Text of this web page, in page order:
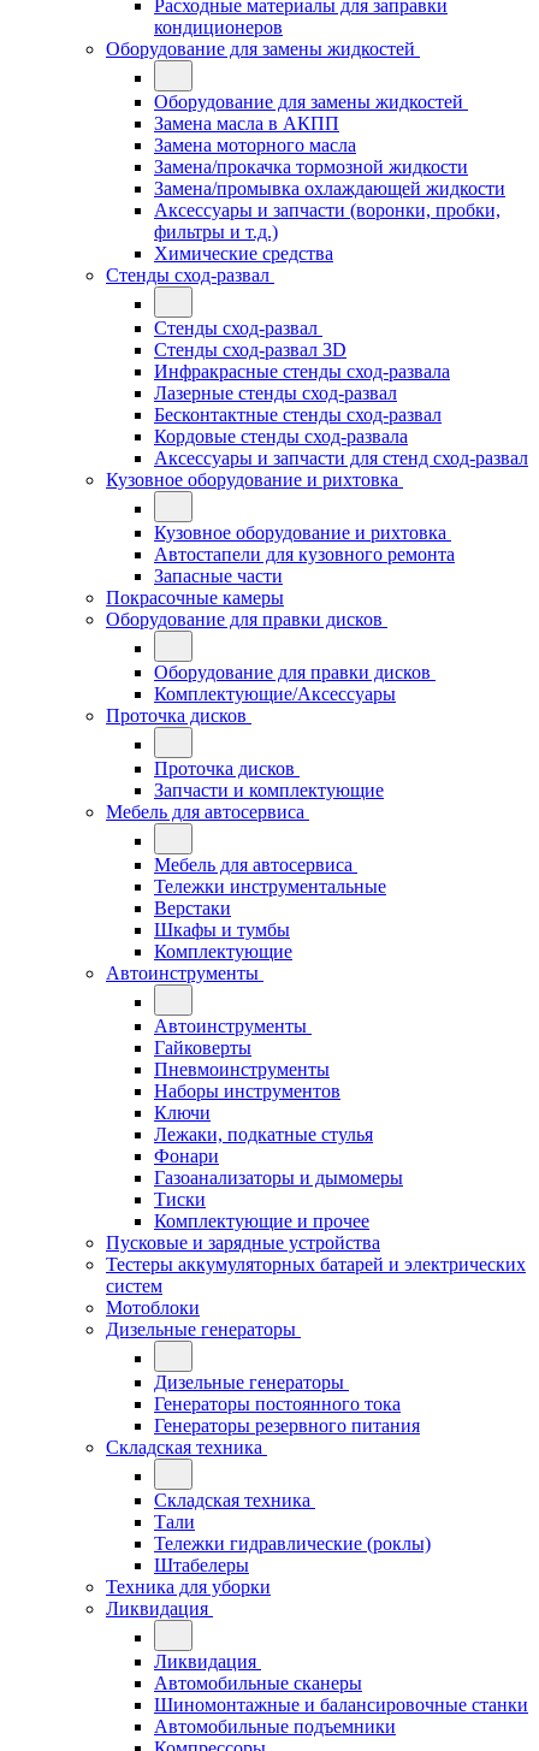
Расходные материалы для заправки
кондиционеров
Оборудование для замены жидкостей
Оборудование для замены жидкостей
Замена масла в АКПП
Замена моторного масла
Замена/прокачка тормозной жидкости
Замена/промывка охлаждающей жидкости
Аксессуары и запчасти (воронки, пробки,
фильтры и т.д.)
Химические средства
Стенды сход-развал
Стенды сход-развал
Стенды сход-развал 3D
Инфракрасные стенды сход-развала
Лазерные стенды сход-развал
Бесконтактные стенды сход-развал
Кордовые стенды сход-развала
Аксессуары и запчасти для стенд сход-развал
Кузовное оборудование и рихтовка
Кузовное оборудование и рихтовка
Автостапели для кузовного ремонта
Запасные части
Покрасочные камеры
Оборудование для правки дисков
Оборудование для правки дисков
Комплектующие/Аксессуары
Проточка дисков
Проточка дисков
Запчасти и комплектующие
Мебель для автосервиса
Мебель для автосервиса
Тележки инструментальные
Верстаки
Шкафы и тумбы
Комплектующие
Автоинструменты
Автоинструменты
Гайковерты
Пневмоинструменты
Наборы инструментов
Ключи
Лежаки, подкатные стулья
Фонари
Газоанализаторы и дымомеры
Тиски
Комплектующие и прочее
Пусковые и зарядные устройства
Тестеры аккумуляторных батарей и электрических
систем
Мотоблоки
Дизельные генераторы
Дизельные генераторы
Генераторы постоянного тока
Генераторы резервного питания
Складская техника
Складская техника
Тали
Тележки гидравлические (роклы)
Штабелеры
Техника для уборки
Ликвидация
Ликвидация
Автомобильные сканеры
Шиномонтажные и балансировочные станки
Автомобильные подъемники